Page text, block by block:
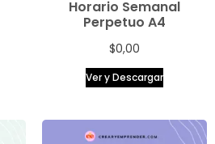
Horario Semanal
Perpetuo A4
$0,00
Ver y Descargar